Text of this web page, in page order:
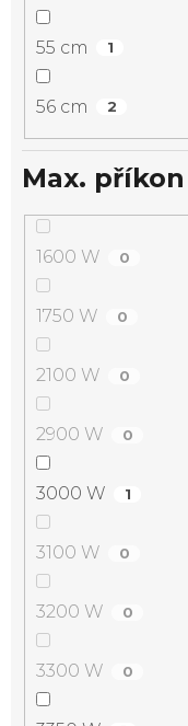
55 cm 1
56 cm 2
Max. příkon
1600 W 0
1750 W 0
2100 W 0
2900 W 0
3000 W 1
3100 W 0
3200 W 0
3300 W 0